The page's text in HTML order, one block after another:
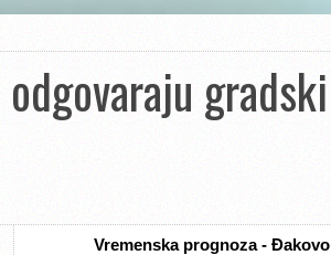
gradski
Vremenska prognoza - Đakovo